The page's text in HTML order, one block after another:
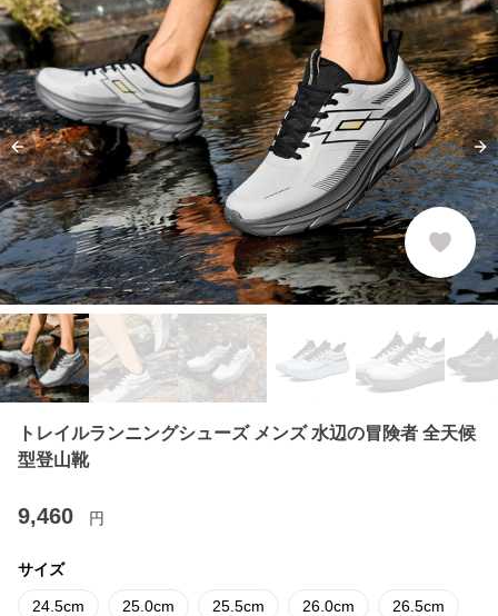
Previous slide
トレイルランニングシューズ メンズ 水辺の冒険者 全天候
型登山靴
9,460 円
サイズ
24.5cm 25.0cm 25.5cm 26.0cm 26.5cm